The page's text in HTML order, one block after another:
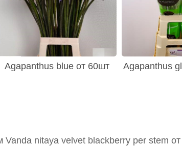
Agapanthus blue от 60шт Agapanthus
Vanda nitaya velvet blackberry per stem